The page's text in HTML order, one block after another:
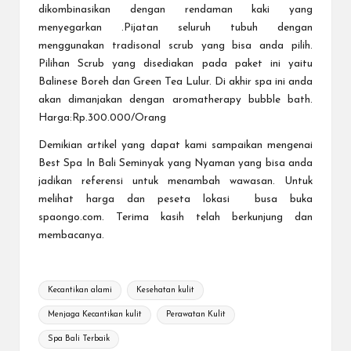
dikombinasikan dengan rendaman kaki yang
menyegarkan .Pijatan seluruh tubuh dengan
menggunakan tradisonal scrub yang bisa anda pilih.
Pilihan Scrub yang disediakan pada paket ini yaitu
Balinese Boreh dan Green Tea Lulur. Di akhir spa ini anda
akan dimanjakan dengan aromatherapy bubble bath.
Harga:Rp.300.000/Orang
Demikian artikel yang dapat kami sampaikan mengenai
Best Spa In Bali Seminyak yang Nyaman yang bisa anda
jadikan referensi untuk menambah wawasan. Untuk
melihat harga dan peseta lokasi busa buka
spaongo.com. Terima kasih telah berkunjung dan
membacanya.
Tags:
Kecantikan alami Kesehatan kulit
Menjaga Kecantikan kulit Perawatan Kulit
Spa Bali Terbaik